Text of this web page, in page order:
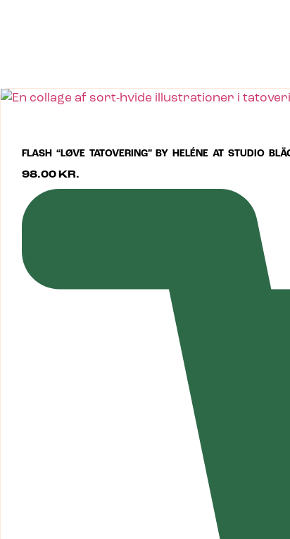
FLASH “LØVE TATOVERING” BY HELÉNE AT STUDIO
98.00 KR.